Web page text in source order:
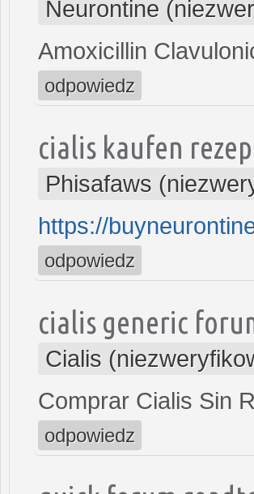
Neurontine
Amoxicillin
odpowiedz
cialis kaufen
Phisafaws
https://
odpowiedz
cialis generic
Cialis
Comprar Cialis Sin
odpowiedz